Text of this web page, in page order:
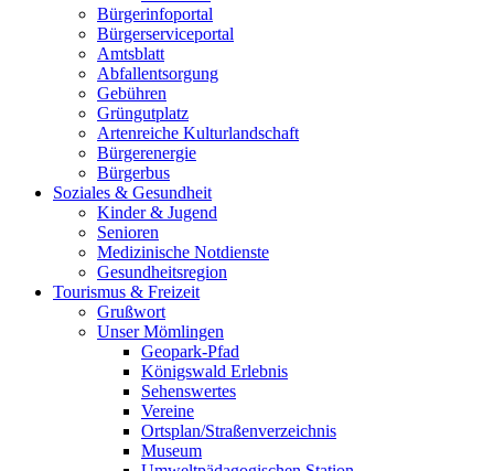
Bürgerinfoportal
Bürgerserviceportal
Amtsblatt
Abfallentsorgung
Gebühren
Grüngutplatz
Artenreiche Kulturlandschaft
Bürgerenergie
Bürgerbus
Soziales & Gesundheit
Kinder & Jugend
Senioren
Medizinische Notdienste
Gesundheitsregion
Tourismus & Freizeit
Grußwort
Unser Mömlingen
Geopark-Pfad
Königswald Erlebnis
Sehenswertes
Vereine
Ortsplan/Straßenverzeichnis
Museum